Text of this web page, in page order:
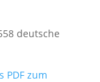
deutsche
PDF zum